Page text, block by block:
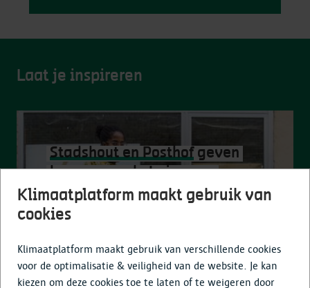
Laat je inspireren
Stadshout en Posthofgeven
bomen van de Leien een
tweede leven
Klimaatplatform maakt gebruik van
cookies
Klimaatplatform maakt gebruik van verschillende cookies
voor de optimalisatie & veiligheid van de website. Je kan
kiezen om deze cookies toe te laten of te weigeren door